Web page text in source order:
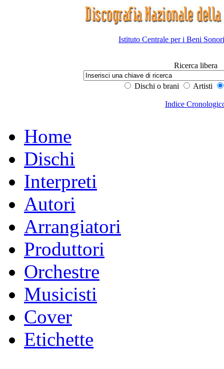
Istituto Centrale per i Beni
Ricerca libera
Dischi o brani Artisti
Indice
Home
Dischi
Interpreti
Autori
Arrangiatori
Produttori
Orchestre
Musicisti
Cover
Etichette